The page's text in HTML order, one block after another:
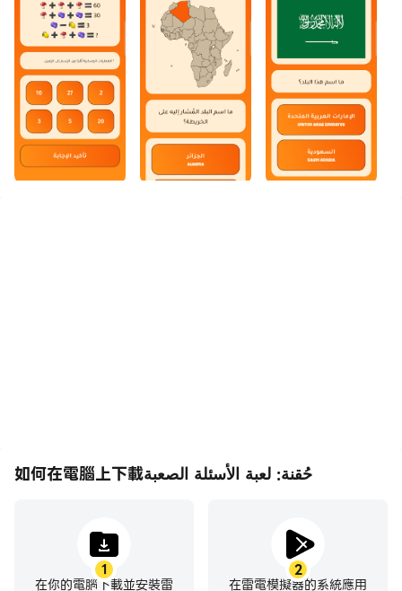
如何在電腦上下載حُقنة: لعبة الأسئلة الصعبة
1
在你的電腦下載並安裝雷
2
在雷電模擬器的系統應用